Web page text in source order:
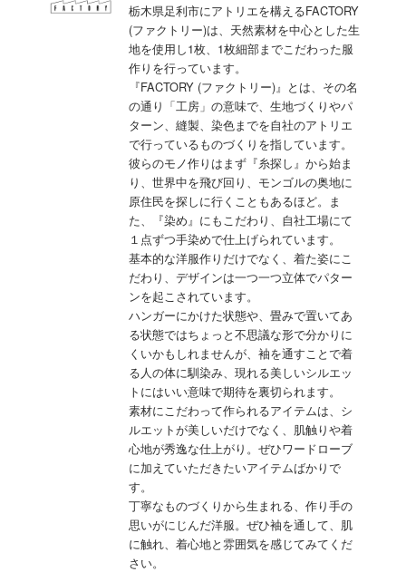
栃木県足利市にアトリエを構えるFACTORY
(ファクトリー)は、天然素材を中心とした生
地を使用し1枚、1枚細部までこだわった服
作りを行っています。
『FACTORY (ファクトリー)』とは、その名
の通り「工房」の意味で、生地づくりやパ
ターン、縫製、染色までを自社のアトリエ
で行っているものづくりを指しています。
彼らのモノ作りはまず『糸探し』から始ま
り、世界中を飛び回り、モンゴルの奥地に
原住民を探しに行くこともあるほど。ま
た、『染め』にもこだわり、自社工場にて
１点ずつ手染めで仕上げられています。
基本的な洋服作りだけでなく、着た姿にこ
だわり、デザインは一つ一つ立体でパター
ンを起こされています。
ハンガーにかけた状態や、畳みで置いてあ
る状態ではちょっと不思議な形で分かりに
くいかもしれませんが、袖を通すことで着
る人の体に馴染み、現れる美しいシルエッ
トにはいい意味で期待を裏切られます。
素材にこだわって作られるアイテムは、シ
ルエットが美しいだけでなく、肌触りや着
心地が秀逸な仕上がり。ぜひワードローブ
に加えていただきたいアイテムばかりで
す。
丁寧なものづくりから生まれる、作り手の
思いがにじんだ洋服。ぜひ袖を通して、肌
に触れ、着心地と雰囲気を感じてみてくだ
さい。